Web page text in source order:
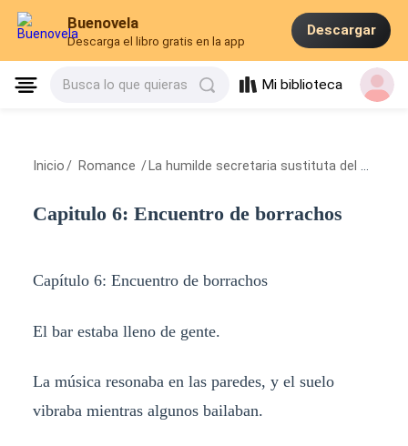
Buenovela
Descarga el libro gratis en la app
Descargar
Busca lo que quieras Mi biblioteca
Inicio / Romance / La humilde secretaria sustituta del presidente
Capitulo 6: Encuentro de borrachos
Capítulo 6: Encuentro de borrachos
El bar estaba lleno de gente.
La música resonaba en las paredes, y el suelo
vibraba mientras algunos bailaban.